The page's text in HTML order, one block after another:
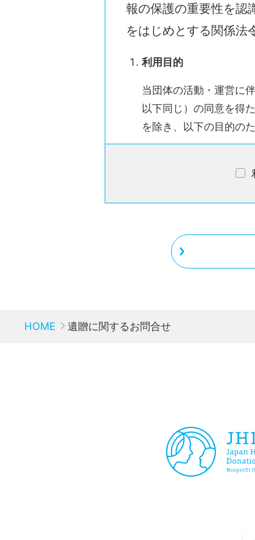
報の保護の重要性を認
をはじめとする関係法
利用目的
当団体の活動・運営に
以下同じ）の同意を得
を除き、以下の目的の
当団体の資金に資
その他当団体から
提供することはいたしま
個人情報保護法が
人の生命、身体ま
個人情報の委託
利用目的の達成に必要
があります。その際、
HOME 遺贈に関するお問合せ